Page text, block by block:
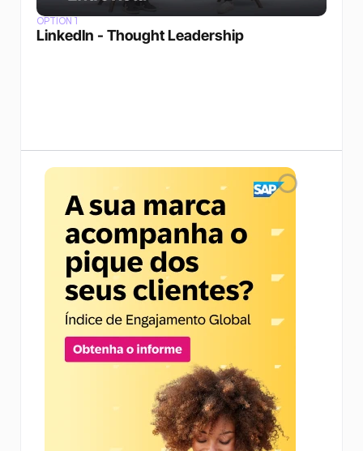
OPTION 1
LinkedIn - Thought Leadership